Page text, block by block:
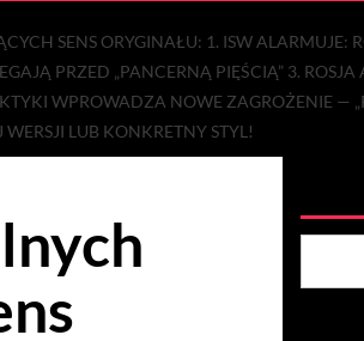
SENS ORYGINAŁU: 1. ISW
PRZED „PANCERNĄ PIĘŚCIĄ” 3.
WPROWADZA NOWE ZAGROŻENIE —
LUB KONKRETNY STYL!